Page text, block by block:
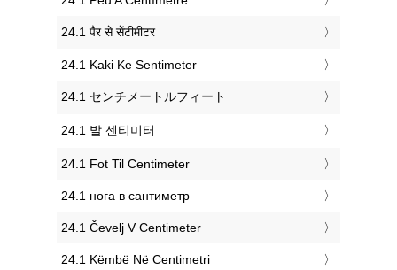
‎24.1 पैर से सेंटीमीटर
‎24.1 Kaki Ke Sentimeter
‎24.1 センチメートルフィート
‎24.1 발 센티미터
‎24.1 Fot Til Centimeter
‎24.1 нога в сантиметр
‎24.1 Čevelj V Centimeter
‎24.1 Këmbë Në Centimetri